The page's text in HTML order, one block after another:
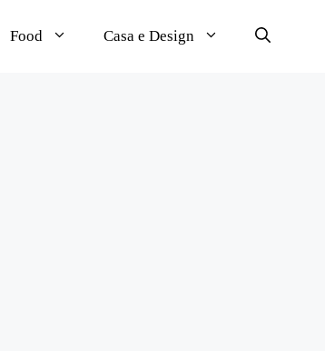
Food Casa e Design